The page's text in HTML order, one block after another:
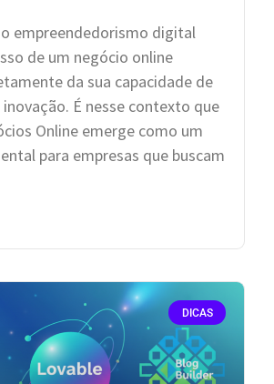
empreendedorismo digital
de um negócio online
da sua capacidade de
É nesse contexto que
Online emerge como um
para empresas que buscam
DICAS